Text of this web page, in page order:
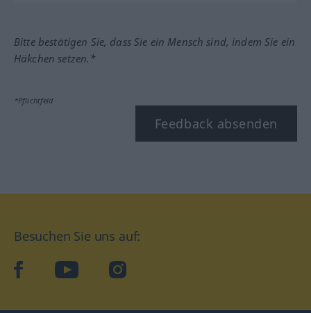
Bitte bestätigen Sie, dass Sie ein Mensch sind, indem Sie ein
Häkchen setzen.*
*Pflichtfeld
Feedback absenden
Besuchen Sie uns auf:
facebookYouTube Instagram